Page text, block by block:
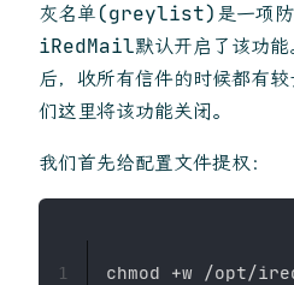
灰名单(greylist)是一项防
iRedMail默认开启了该功能
后，收所有信件的时候都有
们这里将该功能关闭。
我们首先给配置文件提权：
1